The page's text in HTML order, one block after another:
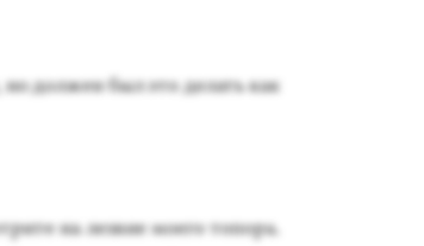
дол­жен был это де­лать как
на лез­вие мо­его то­пора.